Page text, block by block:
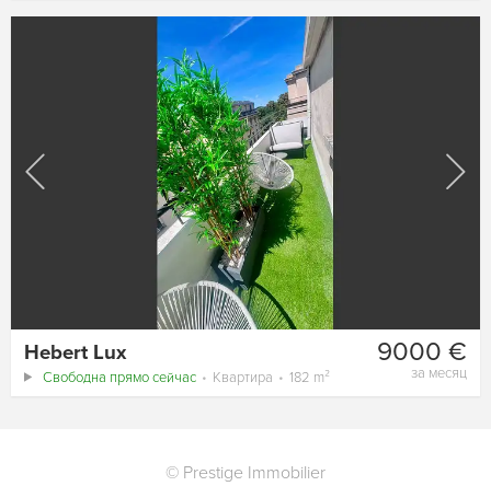
9000 €
за месяц
Hebert Lux
Свободна прямо сейчас Квартира 182 m²
© Prestige Immobilier